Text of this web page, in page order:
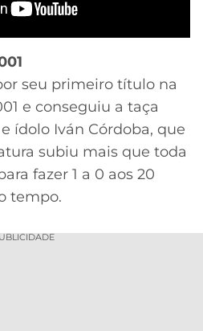
seu primeiro título na
e conseguiu a taça
ídolo Iván Córdoba, que
subiu mais que toda
fazer 1 a 0 aos 20
tempo.